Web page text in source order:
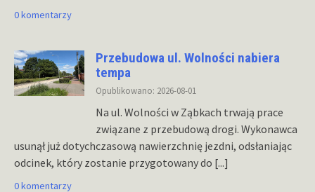
0 komentarzy
Przebudowa ul. Wolności nabiera
tempa
Opublikowano: 2026-08-01
Na ul. Wolności w Ząbkach trwają prace
związane z przebudową drogi. Wykonawca
usunął już dotychczasową nawierzchnię jezdni, odsłaniając
odcinek, który zostanie przygotowany do [...]
0 komentarzy